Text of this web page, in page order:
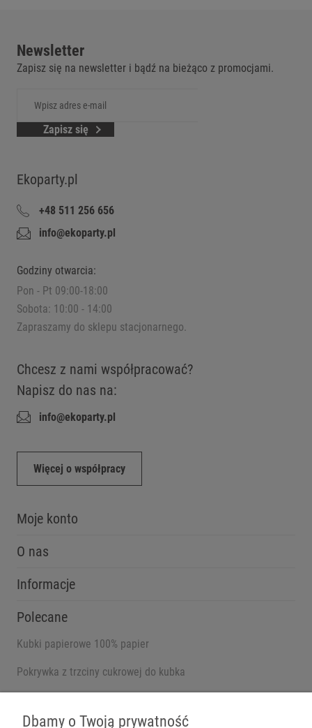
Newsletter
Zapisz się na newsletter i bądź na bieżąco z promocjami.
Zapisz się
Ekoparty.pl
+48 511 256 656
info@ekoparty.pl
Godziny otwarcia:
Pon - Pt 09:00-18:00
Sobota: 10:00 - 14:00
Zapraszamy do sklepu stacjonarnego.
Chcesz z nami współpracować?
Napisz do nas na:
info@ekoparty.pl
Więcej o współpracy
Moje konto
O nas
Informacje
Polecane
Kubki papierowe 100% papier
Pokrywka z trzciny cukrowej do kubka
Dbamy o Twoją prywatność